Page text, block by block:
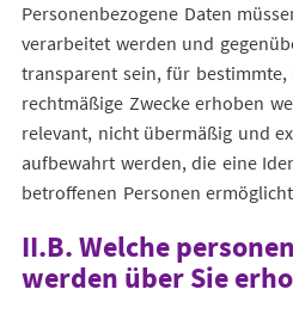
Personenbezogene Daten
verarbeitet werden und
transparent sein, für
rechtmäßige Zwecke erhoben
relevant, nicht übermäßig und
aufbewahrt werden, die eine
betroffenen Personen
II.B. Welche
werden über Sie